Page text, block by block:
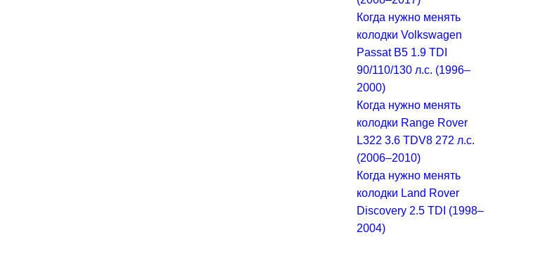
Когда нужно менять
колодки Volkswagen
Passat B5 1.9 TDI
90/110/130 л.с. (1996–
2000)
Когда нужно менять
колодки Range Rover
L322 3.6 TDV8 272 л.с.
(2006–2010)
Когда нужно менять
колодки Land Rover
Discovery 2.5 TDI (1998–
2004)